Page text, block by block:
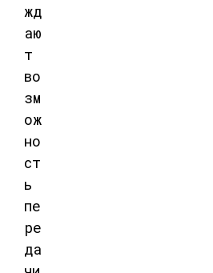
жд
аю
т
во
зм
ож
но
ст
ь
пе
ре
да